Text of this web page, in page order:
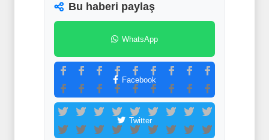
Bu haberi paylaş
WhatsApp
Facebook
Twitter